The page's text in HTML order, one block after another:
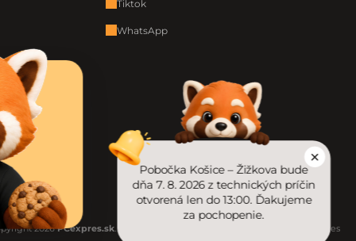
Pobočka Košice – Žižkova bude
dňa 7. 8. 2026 z technických príčin
otvorená len do 13:00. Ďakujeme
za pochopenie.
Tiktok
WhatsApp
2026PCexpres.sk . Všetky práva vyhradené. Upraviť nastavenie cookies